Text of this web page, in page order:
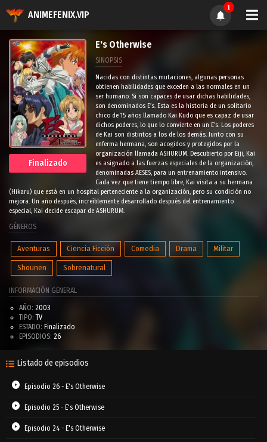
ANIMEFENIX.VIP
1
Finalizado
E's Otherwise
SINOPSIS
Nacidas con distintas mutaciones, algunas personas
obtienen habilidades que exceden a las normales en un
ser humano. Si son capaces de usar dichas habilidades,
son denominados E’s. Esta es la historia de un solitario
chico de 15 años llamado Kai Kudo que es capaz de usar
dichos poderes, lo que lo convierte en un E’s. Los poderes
de Kai son distintos a los de los demás. Junto con su
enferma hermana, son acogidos y protegidos por la
organización llamada ASHURUM. Descubierto por Eiji, Kai
es asignado a las fuerzas especiales de la organización,
denominadas AESES, para un entrenamiento intensivo.
Cada vez que tiene tiempo libre, Kai visita a su hermana
(Hikaru) que está en un hospital perteneciente a la organización, pero su condición no
mejora. Un año después, increíblemente desarrollado después del entrenamiento
especial, Kai decide escapar de ASHURUM.
GÉNEROS
Aventuras Ciencia Ficción Comedia Drama Militar
Shounen Sobrenatural
INFORMACIÓN GENERAL
AÑO: 2003
TIPO: TV
ESTADO: Finalizado
EPISODIOS: 26
Listado de episodios
Episodio 26 - E's Otherwise
Episodio 25 - E's Otherwise
Episodio 24 - E's Otherwise